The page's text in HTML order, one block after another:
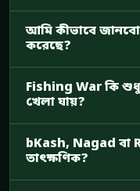
আমি কীভাবে জানবো
করেছে?
Fishing War কি শুধু
খেলা যায়?
bKash, Nagad বা
তাৎক্ষণিক?